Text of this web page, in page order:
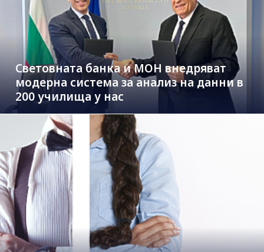
Световната банка и МОН внедряват
модерна система за анализ на данни в
200 училища у нас